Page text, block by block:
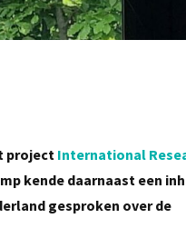
project International
kende daarnaast een
gesproken over de